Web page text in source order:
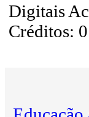
Digitais
Créditos: 0